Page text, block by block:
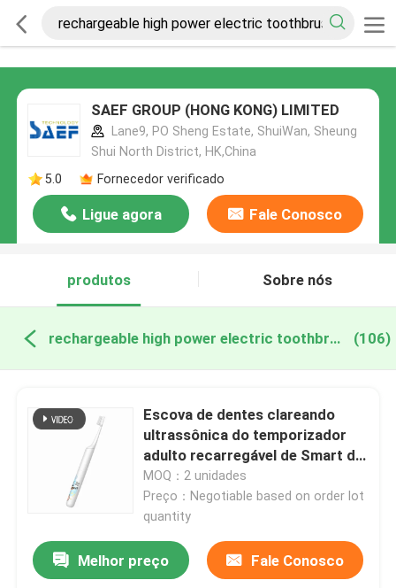
SAEF GROUP (HONG KONG) LIMITED
Lane9, PO Sheng Estate, ShuiWan, Sheung
Shui North District, HK,China
5.0
Fornecedor verificado
Ligue agora Fale Conosco
produtos Sobre nós
rechargeable high power electric toothbrush fabricação online (106)
Escova de dentes clareando
ultrassônica do temporizador
adulto recarregável de Smart da
escova de dentes elétrica
MOQ：2 unidades
Preço：Negotiable based on order lot
quantity
Melhor preço Fale Conosco